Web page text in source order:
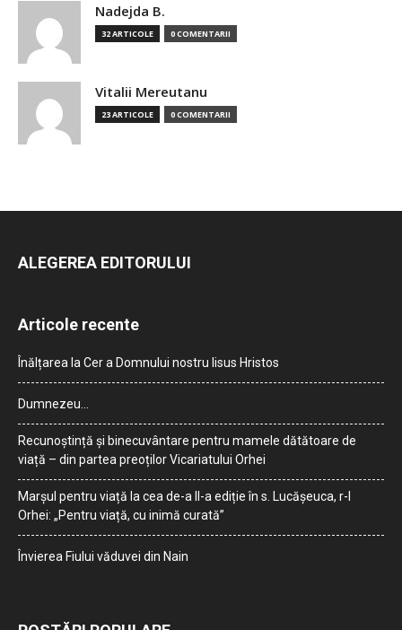
Nadejda B.
32 ARTICOLE 0 COMENTARII
Vitalii Mereutanu
23 ARTICOLE 0 COMENTARII
ALEGEREA EDITORULUI
Articole recente
Înălțarea la Cer a Domnului nostru Iisus Hristos
Dumnezeu…
Recunoștință și binecuvântare pentru mamele dătătoare de
viață – din partea preoților Vicariatului Orhei
Marșul pentru viață la cea de-a II-a ediție în s. Lucășeuca, r-l
Orhei: „Pentru viață, cu inimă curată”
Învierea Fiului văduvei din Nain